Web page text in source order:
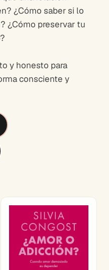
¿Cómo saber si lo
¿Cómo preservar tu
y honesto para
consciente y